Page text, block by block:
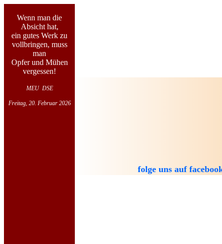
Wenn man die
Absicht hat,
ein gutes Werk zu
vollbringen, muss
man
Opfer und Mühen
vergessen!
MEU DSE
Freitag, 20. Februar 2026
folge uns auf